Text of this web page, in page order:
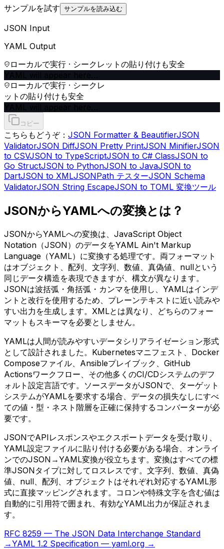
サンプルを試す サンプルを読み込む
JSON Input
YAML Output
ローカルで実行 · シークレットの貼り付けも安全
ローカルで実行 · シークレ
ットの貼り付けも安全
コピー
こちらもどうぞ： JSON Formatter & BeautifierJSON
ValidatorJSON DiffJSON Pretty PrintJSON MinifierJSON
to CSVJSON to TypeScriptJSON to C# ClassJSON to
Go StructJSON to PythonJSON to JavaJSON to
DartJSON to XMLJSONPath テスターJSON Schema
ValidatorJSON String EscapeJSON to TOML 変換ツール
JSONからYAMLへの変換とは？
JSONからYAMLへの変換は、JavaScript Object
Notation（JSON）のデータをYAML Ain't Markup
Language（YAML）に変換する処理です。両フォーマット
はオブジェクト、配列、文字列、数値、真偽値、nullという
同じデータ構造を表現できますが、構文が異なります。
JSONは波括弧・角括弧・カンマを使用し、YAMLはインデ
ントと改行を使用するため、プレーンテキストに近い読みや
すい出力を生成します。XMLとは異なり、どちらのフォー
マットもスキーマを必要としません。
YAMLは人間が読みやすいデータシリアライゼーション形式
として設計されました。Kubernetesマニフェスト、Docker
Composeファイル、Ansibleプレイブック、GitHub
Actionsワークフロー、その他多くのCI/CDシステムのデフ
ォルト設定言語です。ソースデータがJSONで、ターゲット
システムがYAMLを要求する場合、データの損失なしにすべ
ての値・型・ネスト階層を正確に保持するコンバーターが必
要です。
JSONでAPIレスポンスやエクスポートデータを受け取り、
YAML設定ファイルに貼り付ける必要がある場合、オンライ
ンでのJSON→YAML変換が役立ちます。変換はすべての標
準JSONタイプに対してロスレスです。文字列、数値、真偽
値、null、配列、オブジェクトはそれぞれ対応するYAML形
式に直接マッピングされます。コロンや特殊文字を含む値は
自動的に引用符で囲まれ、有効なYAML出力が保証されま
す。
RFC 8259 — The JSON Data Interchange Standard
→YAML 1.2 Specification — yaml.org →